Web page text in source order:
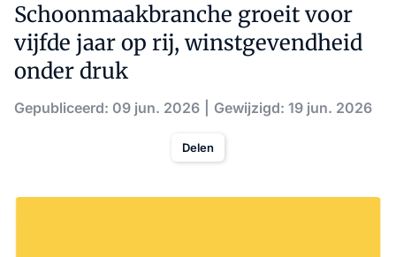
Schoonmaakbranche groeit voor
vijfde jaar op rij, winstgevendheid
onder druk
Gepubliceerd: 09 jun. 2026 Gewijzigd: 19 jun. 2026
Delen